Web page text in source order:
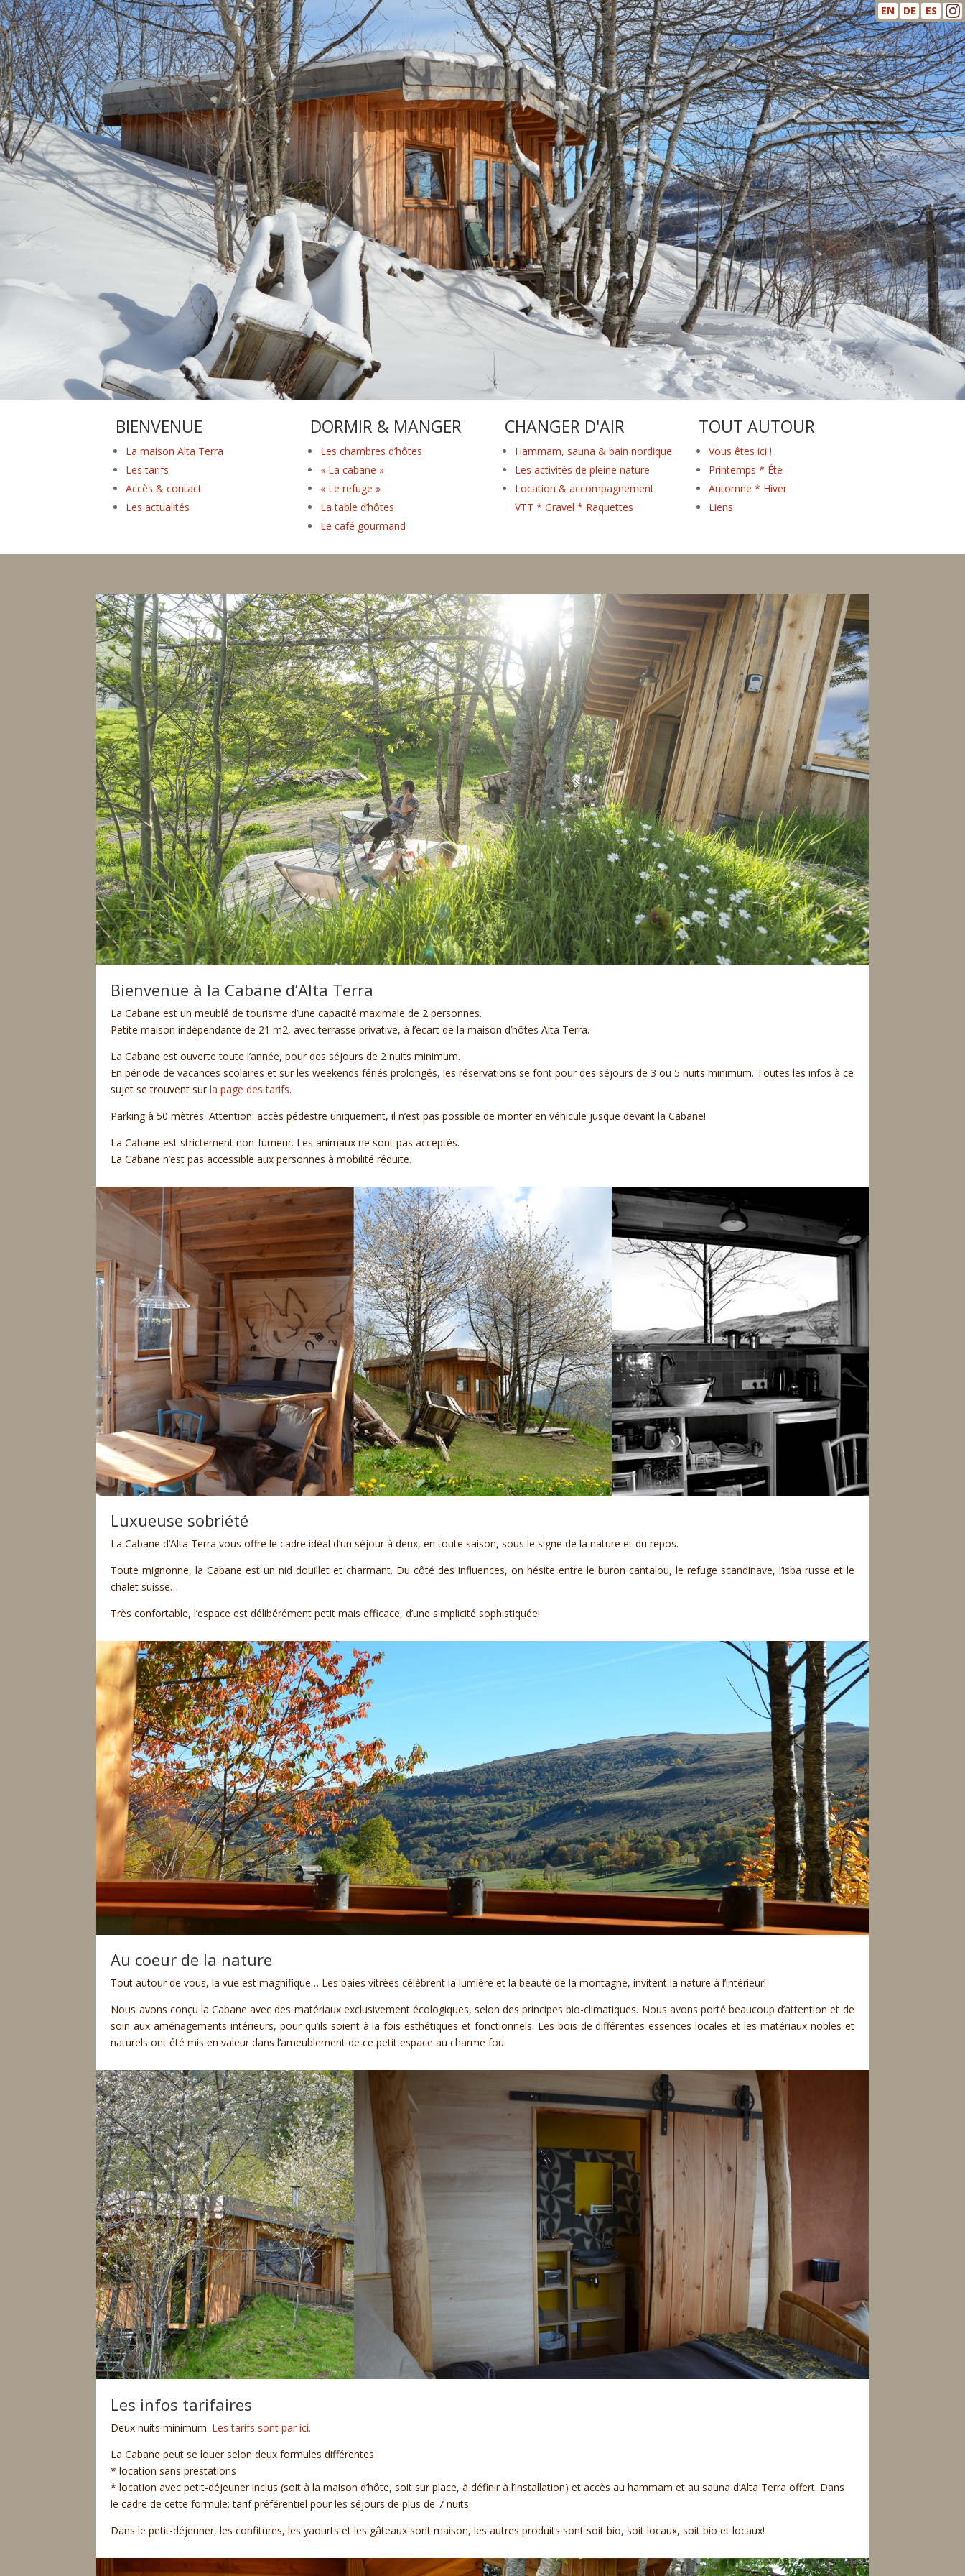
EN DE ES
BIENVENUE
La maison Alta Terra
Les tarifs
Accès & contact
Les actualités
DORMIR & MANGER
Les chambres d’hôtes
« La cabane »
« Le refuge »
La table d’hôtes
Le café gourmand
CHANGER D'AIR
Hammam, sauna & bain nordique
Les activités de pleine nature
Location & accompagnement
VTT * Gravel * Raquettes
TOUT AUTOUR
Vous êtes ici !
Printemps * Été
Automne * Hiver
Liens
Bienvenue à la Cabane d’Alta Terra
La Cabane est un meublé de tourisme d’une capacité maximale de 2 personnes.
Petite maison indépendante de 21 m2, avec terrasse privative, à l’écart de la maison d’hôtes Alta Terra.
La Cabane est ouverte toute l’année, pour des séjours de 2 nuits minimum.
En période de vacances scolaires et sur les weekends fériés prolongés, les réservations se font pour des séjours de 3 ou 5 nuits minimum. Toutes les infos à ce
sujet se trouvent surla page des tarifs.
Parking à 50 mètres. Attention: accès pédestre uniquement, il n’est pas possible de monter en véhicule jusque devant la Cabane!
La Cabane est strictement non-fumeur. Les animaux ne sont pas acceptés.
La Cabane n’est pas accessible aux personnes à mobilité réduite.
Luxueuse sobriété
La Cabane d’Alta Terra vous offre le cadre idéal d’un séjour à deux, en toute saison, sous le signe de la nature et du repos.
Toute mignonne, la Cabane est un nid douillet et charmant. Du côté des influences, on hésite entre le buron cantalou, le refuge scandinave, l’isba russe et le
chalet suisse…
Très confortable, l’espace est délibérément petit mais efficace, d’une simplicité sophistiquée!
Au coeur de la nature
Tout autour de vous, la vue est magnifique… Les baies vitrées célèbrent la lumière et la beauté de la montagne, invitent la nature à l’intérieur!
Nous avons conçu la Cabane avec des matériaux exclusivement écologiques, selon des principes bio-climatiques. Nous avons porté beaucoup d’attention et de
soin aux aménagements intérieurs, pour qu’ils soient à la fois esthétiques et fonctionnels. Les bois de différentes essences locales et les matériaux nobles et
naturels ont été mis en valeur dans l’ameublement de ce petit espace au charme fou.
Les infos tarifaires
Deux nuits minimum. Les tarifs sont par ici.
La Cabane peut se louer selon deux formules différentes :
* location sans prestations
* location avec petit-déjeuner inclus (soit à la maison d’hôte, soit sur place, à définir à l’installation) et accès au hammam et au sauna d’Alta Terra offert. Dans
le cadre de cette formule: tarif préférentiel pour les séjours de plus de 7 nuits.
Dans le petit-déjeuner, les confitures, les yaourts et les gâteaux sont maison, les autres produits sont soit bio, soit locaux, soit bio et locaux!